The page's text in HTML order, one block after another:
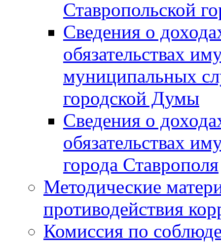
Ставропольской
Сведения о
обязательствах
муниципальных
городской Думы
Сведения о
обязательствах
города Ставрополя
Методические
противодействия
Комиссия по